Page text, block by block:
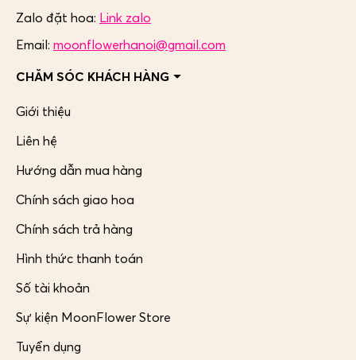
Zalo đặt hoa: Link zalo
Email: moonflowerhanoi@gmail.com
CHĂM SÓC KHÁCH HÀNG
Giới thiệu
Liên hệ
Hướng dẫn mua hàng
Chính sách giao hoa
Chính sách trả hàng
Hình thức thanh toán
Số tài khoản
Sự kiện MoonFlower Store
Tuyển dụng